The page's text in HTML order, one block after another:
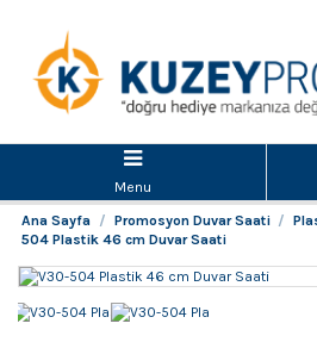
Menu
Ana Sayfa
Promosyon Duvar Saati
504 Plastik 46 cm Duvar Saati